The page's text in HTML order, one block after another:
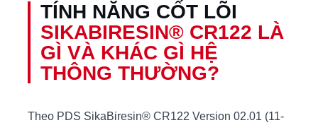
TÍNH NĂNG CỐT LÕI
SIKABIRESIN® CR122 LÀ
GÌ VÀ KHÁC GÌ HỆ
THÔNG THƯỜNG?
Theo PDS SikaBiresin® CR122 Version 02.01 (11-